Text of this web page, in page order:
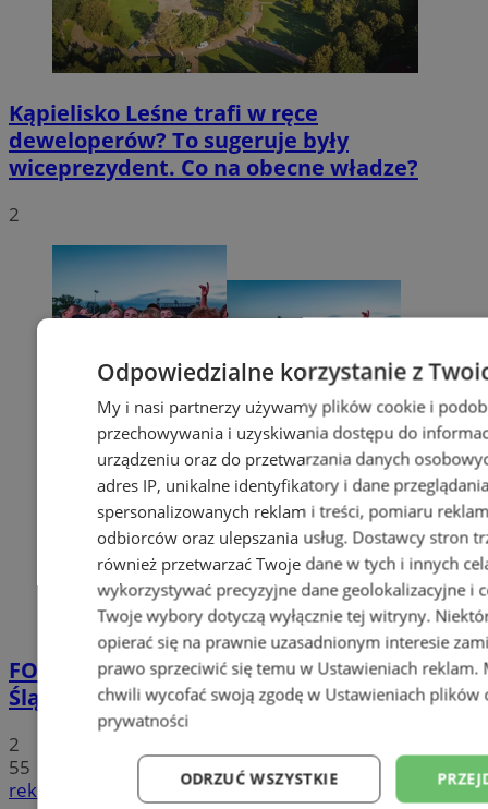
Kąpielisko Leśne trafi w ręce
deweloperów? To sugeruje były
wiceprezydent. Co na obecne władze?
2
FOTO
Tłumy przed Areną Zabrze. Za nami
Śląska Scena Letnia z gwiazdami rapu!
2
55
reklama
Odpowiedzialne korzystanie z
My i nasi partnerzy używamy plików cookie i
przechowywania i uzyskiwania dostępu do
urządzeniu oraz do przetwarzania danych
adres IP, unikalne identyfikatory i dane
spersonalizowanych reklam i treści, pomiaru
odbiorców oraz ulepszania usług. Dostawcy stron
również przetwarzać Twoje dane w tych i innych
wykorzystywać precyzyjne dane geolokalizacyjne i
Twoje wybory dotyczą wyłącznie tej witryny.
opierać się na prawnie uzasadnionym interesie
prawo sprzeciwić się temu w Ustawieniach reklam.
chwili wycofać swoją zgodę w Ustawieniach plików
prywatności
ODRZUĆ WSZYSTKIE